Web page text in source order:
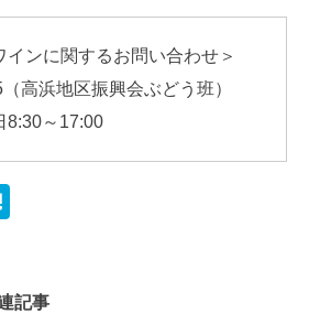
インに関するお問い合わせ＞
高浜地区振興会ぶどう班）
8:30～17:00
記事